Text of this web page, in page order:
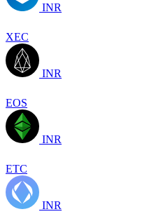
INR
XEC
INR
EOS
INR
ETC
INR